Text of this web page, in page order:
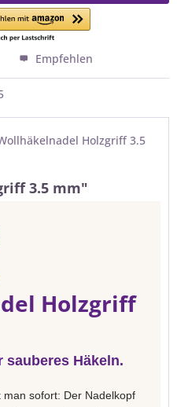
Empfehlen
Holzgriff 3.5
3.5 mm"
Holzgriff
sauberes Häkeln.
sofort: Der Nadelkopf